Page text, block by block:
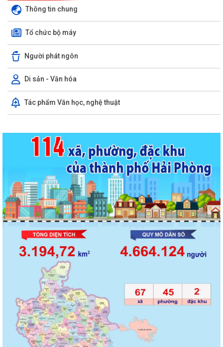
Thông tin chung
Tổ chức bộ máy
Người phát ngôn
Di sản - Văn hóa
Tác phẩm Văn học, nghệ thuật